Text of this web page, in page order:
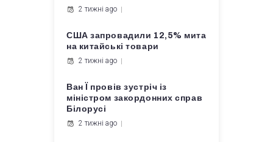
2 тижні ago
США запровадили 12,5% мита
на китайські товари
2 тижні ago
Ван Ї провів зустріч із
міністром закордонних справ
Білорусі
2 тижні ago